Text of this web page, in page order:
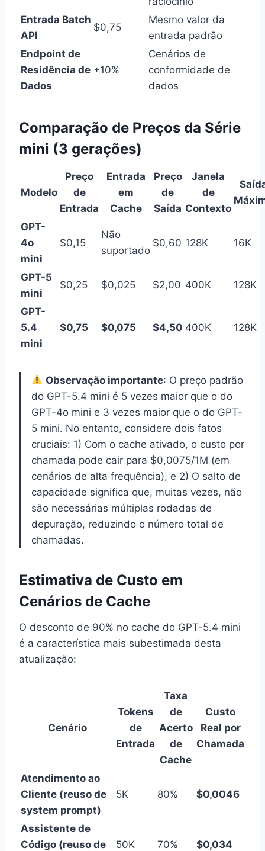
Entrada Batch
API
$0,75
Mesmo valor da
entrada padrão
Endpoint de
Residência de
Dados
+10%
Cenários de
conformidade de
dados
Comparação de Preços da Série
mini (3 gerações)
Modelo
Preço
de
Entrada
Entrada
em
Cache
Preço
de
Saída
Janela
de
Contexto
GPT-
4o
mini
$0,15
Não
suportado
$0,60 128K 16K
GPT-5
mini
$0,25 $0,025 $2,00 400K 128K
GPT-
5.4
mini
$0,75 $0,075 $4,50 400K 128K
Observação importante: O preço padrão
do GPT-5.4 mini é 5 vezes maior que o do
GPT-4o mini e 3 vezes maior que o do GPT-
5 mini. No entanto, considere dois fatos
cruciais: 1) Com o cache ativado, o custo por
chamada pode cair para $0,0075/1M (em
cenários de alta frequência), e 2) O salto de
capacidade significa que, muitas vezes, não
são necessárias múltiplas rodadas de
depuração, reduzindo o número total de
chamadas.
Estimativa de Custo em
Cenários de Cache
O desconto de 90% no cache do GPT-5.4 mini
é a característica mais subestimada desta
atualização:
Cenário
Tokens
de
Entrada
Taxa
de
Acerto
de
Cache
Custo
Real por
Chamada
Atendimento ao
Cliente (reuso de
system prompt)
5K 80% $0,0046
Assistente de
Código (reuso de
50K 70% $0,034